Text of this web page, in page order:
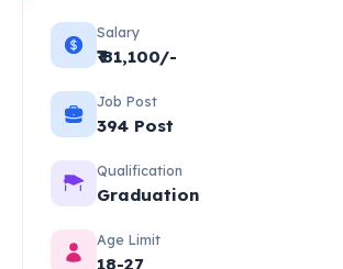
Salary
₹₹ 81,100/-
Job Post
394 Post
Qualification
Graduation
Age Limit
18-27